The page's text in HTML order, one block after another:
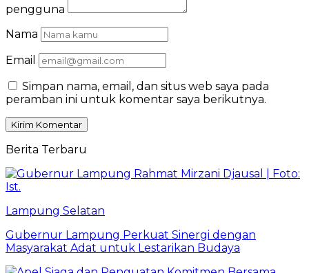
pengguna
Nama
Email
Simpan nama, email, dan situs web saya pada
peramban ini untuk komentar saya berikutnya.
Berita Terbaru
Lampung Selatan
Gubernur Lampung Perkuat Sinergi dengan
Masyarakat Adat untuk Lestarikan Budaya